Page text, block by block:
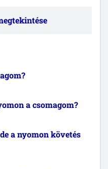
a csomagom?
a nyomon követés